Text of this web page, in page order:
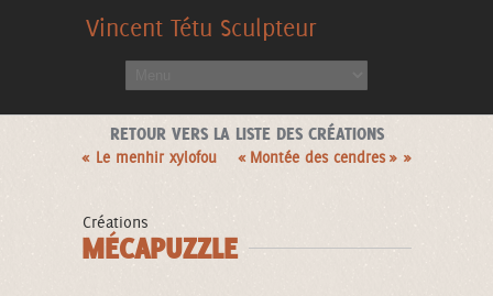
Vincent Tétu Sculpteur
RETOUR VERS LA LISTE DES CRÉATIONS
« Le menhir xylofou « Montée des cendres » »
Créations
MÉCAPUZZLE